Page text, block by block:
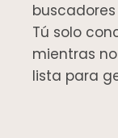
Tú solo
mientras
lista para